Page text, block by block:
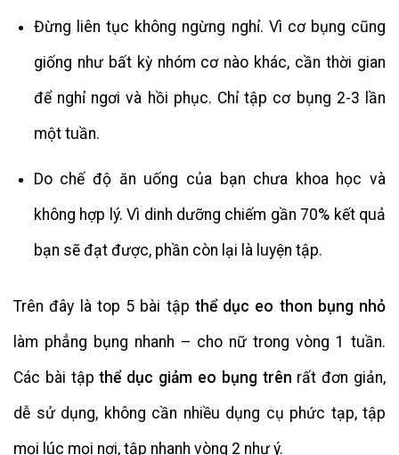
Đừng liên tục không ngừng nghỉ. Vì cơ bụng cũng
giống như bất kỳ nhóm cơ nào khác, cần thời gian
để nghỉ ngơi và hồi phục. Chỉ tập cơ bụng 2-3 lần
một tuần.
Do chế độ ăn uống của bạn chưa khoa học và
không hợp lý. Vì dinh dưỡng chiếm gần 70% kết quả
bạn sẽ đạt được, phần còn lại là luyện tập.
Trên đây là top 5 bài tập thể dục eo thon bụng nhỏ
làm phẳng bụng nhanh – cho nữ trong vòng 1 tuần.
Các bài tậpthể dục giảm eo bụng trên rất đơn giản,
dễ sử dụng, không cần nhiều dụng cụ phức tạp, tập
mọi lúc mọi nơi, tập nhanh vòng 2 như ý.